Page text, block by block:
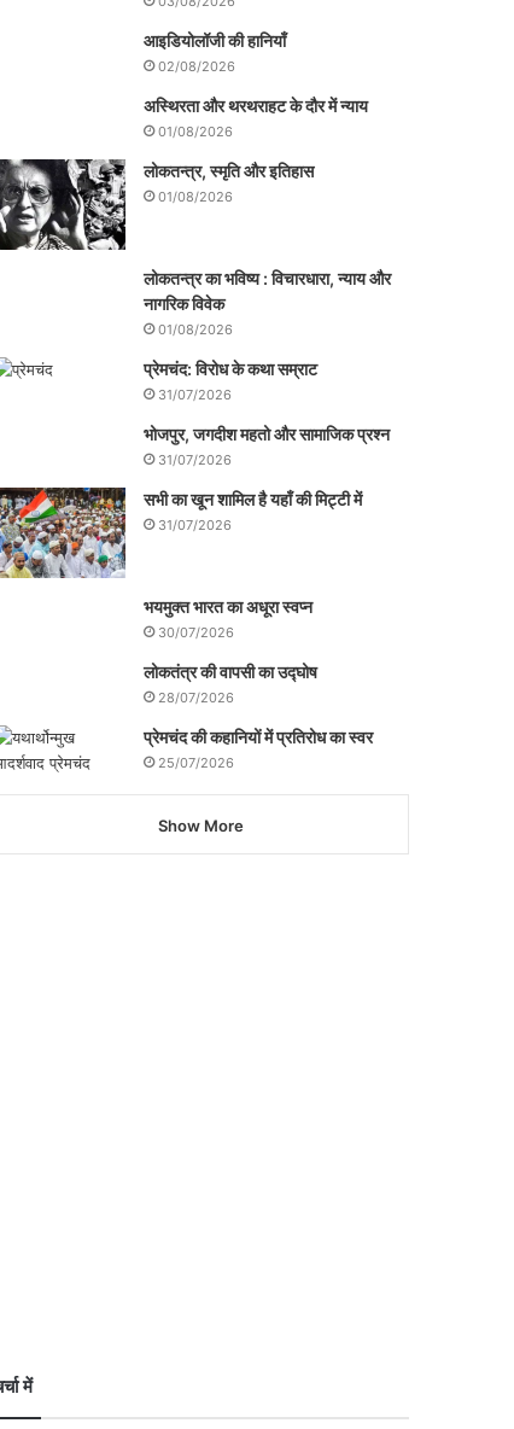
आइडियोलॉजी की हानियाँ
02/08/2026
अस्थिरता और थरथराहट के दौर में न्याय
01/08/2026
लोकतन्त्र, स्मृति और इतिहास
01/08/2026
लोकतन्त्र का भविष्य : विचारधारा, न्याय और
नागरिक विवेक
01/08/2026
प्रेमचंद: विरोध के कथा सम्राट
31/07/2026
भोजपुर, जगदीश महतो और सामाजिक प्रश्न
31/07/2026
सभी का खून शामिल है यहाँ की मिट्टी में
31/07/2026
भयमुक्त भारत का अधूरा स्वप्न
30/07/2026
लोकतंत्र की वापसी का उद्घोष
28/07/2026
प्रेमचंद की कहानियों में प्रतिरोध का स्वर
25/07/2026
Show More
में